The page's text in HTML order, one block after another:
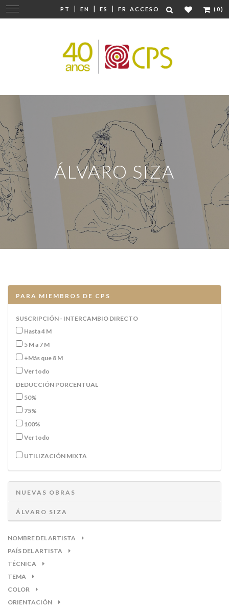
PT | EN | ES | FR ACCESO (0)
Cambiar
navegación
ÁLVARO SIZA
PARA MIEMBROS DE CPS
SUSCRIPCIÓN - INTERCAMBIO DIRECTO
Hasta 4 M
5 M a 7 M
+Más que 8 M
Ver todo
DEDUCCIÓN PORCENTUAL
50%
75%
100%
Ver todo
UTILIZACIÓN MIXTA
NUEVAS OBRAS
ÁLVARO SIZA
NOMBRE DEL ARTISTA
PAÍS DEL ARTISTA
TÉCNICA
TEMA
COLOR
ORIENTACIÓN